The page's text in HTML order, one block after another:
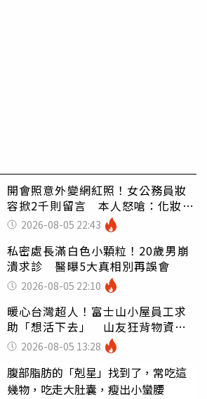
開會照意外變網紅照！女公務員妝
容掀2千則留言 本人怒嗆：化妝有
錯嗎2026-08-05 22:43
私密處長滿白色小顆粒！20歲男崩
潰求診 醫曝5大真相別再誤會
2026-08-05 22:10
暖心台灣超人！富士山小屋員工求
助「想活下去」 山友狂背物資上
山：台灣真的是寶島
2026-08-05 13:28
腹部脂肪的「剋星」找到了，常吃這
幾物，吃走大肚囊，瘦出小蠻腰